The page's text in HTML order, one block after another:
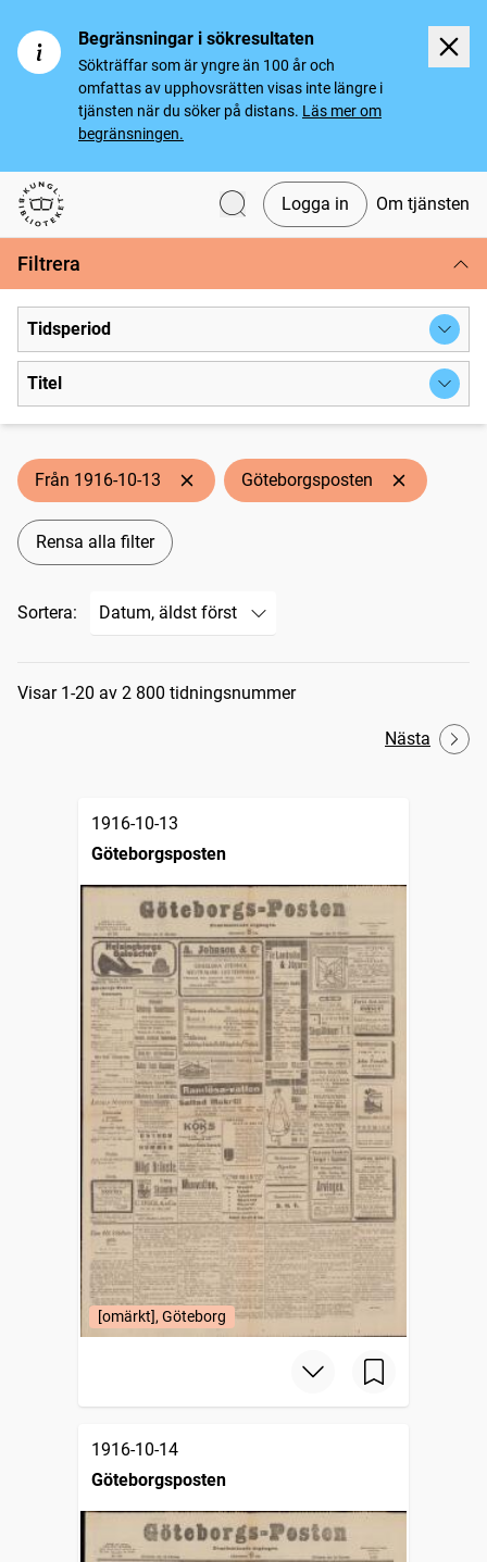
Begränsningar i sökresultaten
Sökträffar som är yngre än 100 år och
omfattas av upphovsrätten visas inte längre i
tjänsten när du söker på distans. Läs mer om
begränsningen.
Svenska tidningar
Logga in Om tjänsten
Filtrera
Tidsperiod
Titel
Från 1916-10-13 Göteborgsposten
Rensa alla filter
Sortera:
Sökresultat
Visar 1-20 av 2 800 tidningsnummer
Nästa
1916-10-13
Göteborgsposten
[omärkt], Göteborg
1916-10-14
Göteborgsposten